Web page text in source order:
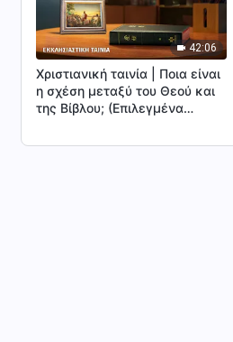
42:06
Χριστιανική ταινία | Ποια είναι
η σχέση μεταξύ του Θεού και
της Βίβλου; (Επιλεγμένα